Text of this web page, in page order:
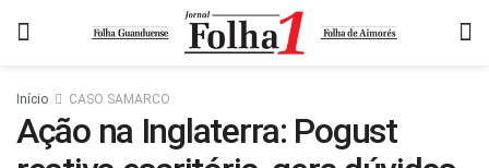
Início CASO SAMARCO
Ação na Inglaterra: Pogust